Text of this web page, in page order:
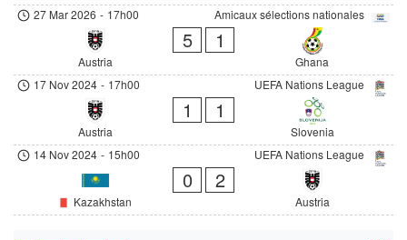
Amicaux sélections nationales
27 Mar 2026 - 17h00
Austria
5 1
Ghana
UEFA Nations League
17 Nov 2024 - 17h00
Austria
1 1
Slovenia
UEFA Nations League
14 Nov 2024 - 15h00
Kazakhstan
0 2
Austria